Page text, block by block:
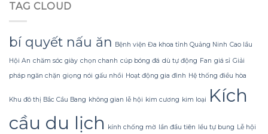
dáng?
lãng
phí
Sử
dụng
Dừa
Gội
Homespa
TAG CLOUD
bí quyết nấu ăn Bệnh viện Đa khoa tỉnh Quảng Ninh Cao lầu
Hội An chăm sóc giày chọn chanh cúp bóng đá dù tự động Fan giá sỉ Giải
pháp ngăn chặn giọng nói gấu nhồi Hoạt động gia đình Hệ thống điều hòa
Khu đô thị Bắc Cầu Bang không gian lễ hội kim cương kim loại
Kích
cầu du lịch
kính chống mờ lần đầu tiên lều tự bung Lễ hội